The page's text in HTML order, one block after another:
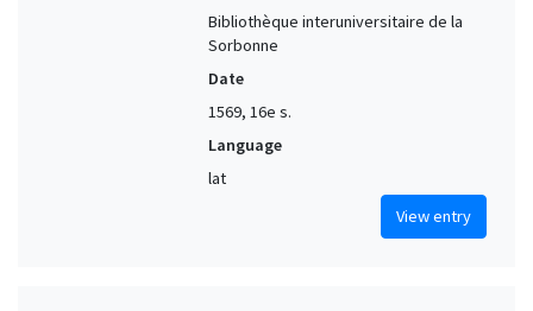
Bibliothèque interuniversitaire de la
Sorbonne
Date
1569, 16e s.
Language
lat
View entry